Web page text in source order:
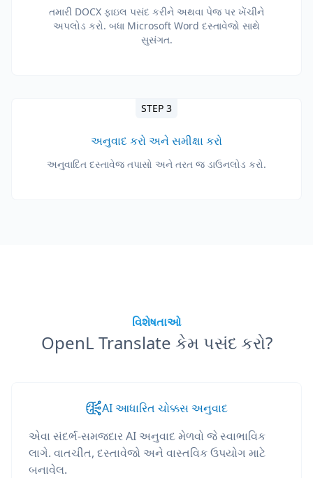
તમારી DOCX ફાઇલ પસંદ કરીને અથવા પેજ પર ખેંચીને
અપલોડ કરો. બધા Microsoft Word દસ્તાવેજો સાથે
સુસંગત.
STEP 3
અનુવાદ કરો અને સમીક્ષા કરો
અનુવાદિત દસ્તાવેજ તપાસો અને તરત જ ડાઉનલોડ કરો.
વિશેષતાઓ
OpenL Translate કેમ પસંદ કરો?
AI આધારિત ચોક્કસ અનુવાદ
એવા સંદર્ભ-સમજદાર AI અનુવાદ મેળવો જે સ્વાભાવિક
લાગે. વાતચીત, દસ્તાવેજો અને વાસ્તવિક ઉપયોગ માટે
બનાવેલ.